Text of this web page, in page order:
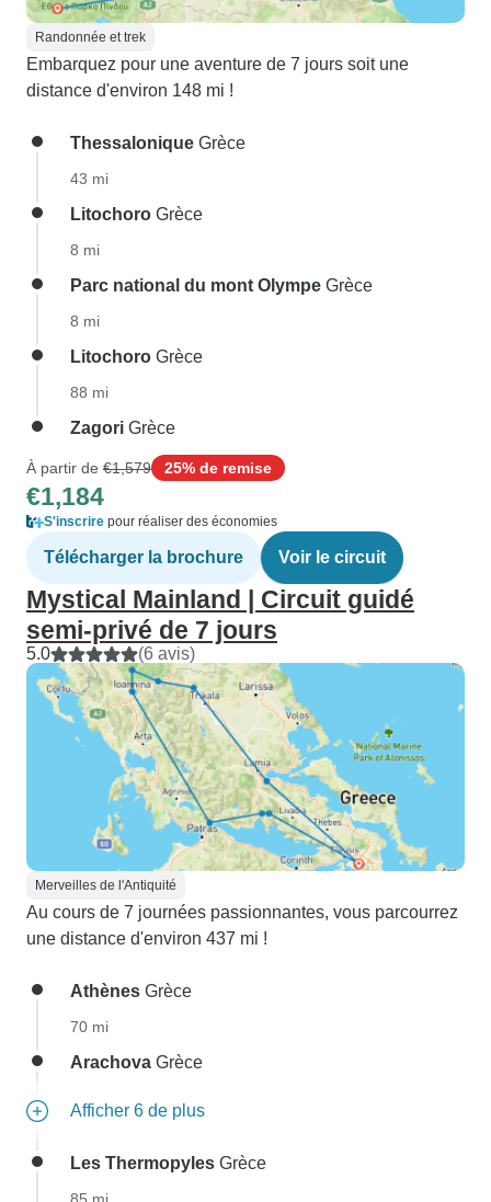
Randonnée et trek
Embarquez pour une aventure de 7 jours soit une
distance d'environ 148 mi !
Thessalonique Grèce
43 mi
Litochoro Grèce
8 mi
Parc national du mont Olympe Grèce
8 mi
Litochoro Grèce
88 mi
Zagori Grèce
À partir de €1,579 25% de remise
€1,184
S'inscrire pour réaliser des économies
Télécharger la brochure Voir le circuit
Mystical Mainland | Circuit guidé
semi-privé de 7 jours
5.0 (6 avis)
Merveilles de l'Antiquité
Au cours de 7 journées passionnantes, vous parcourrez
une distance d'environ 437 mi !
Athènes Grèce
70 mi
Arachova Grèce
Afficher 6 de plus
Les Thermopyles Grèce